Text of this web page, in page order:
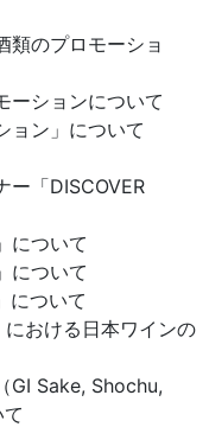
類のプロモーショ
ーションについて
ョン」について
ー「DISCOVER
について
について
について
おける日本ワインの
GI Sake, Shochu,